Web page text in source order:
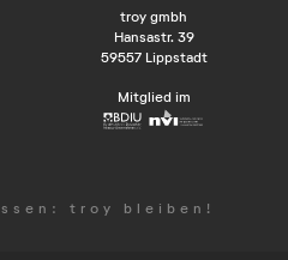
troy gmbh
Hansastr. 39
59557 Lippstadt
Mitglied im
troy bleiben!